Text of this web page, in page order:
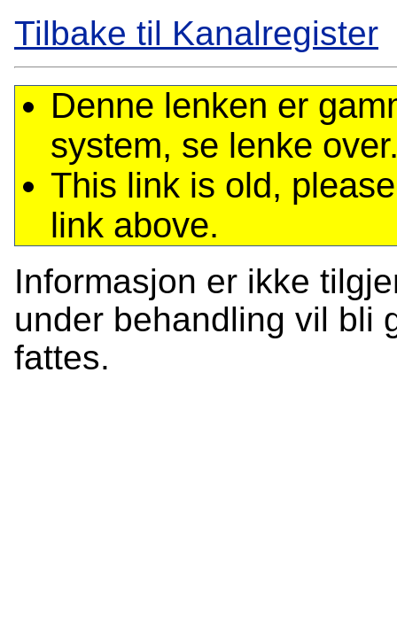
Tilbake til Kanalregister
Denne lenken er
system, se lenke
This link is old,
link above.
Informasjon er ikke
under behandling vil bli
fattes.